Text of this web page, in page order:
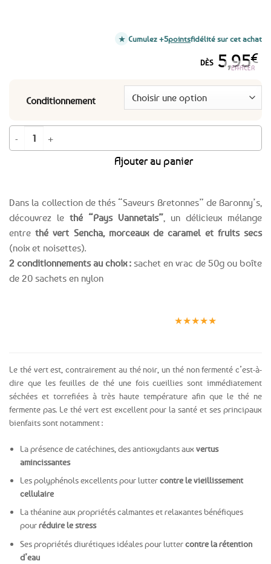
Dans la collection de thés “Saveurs Bretonnes” de Baronny’s,
découvrez le thé “Pays Vannetais”, un délicieux mélange
entrethé vert Sencha, morceaux de caramel et fruits secs
(noix et noisettes).
2 conditionnements au choix : sachet en vrac de 50g ou boîte
de 20 sachets en nylon
DÈS 5,95€
Conditionnement
EFFACER
quantité de Thé vert caramel Baronny's, noisette et noix - Pays Vannetais
Ajouter au panier
Cumulez +5pointsfidélité sur cet achat
★★★★★
Le thé vert est, contrairement au thé noir, un thé non fermenté c’est-à-
dire que les feuilles de thé une fois cueillies sont immédiatement
séchées et torrefiées à très haute température afin que le thé ne
fermente pas. Le thé vert est excellent pour la santé et ses principaux
bienfaits sont notamment :
La présence de catéchines, des antioxydants auxvertus
amincissantes
Les polyphénols excellents pour luttercontre le vieillissement
cellulaire
La théanine aux propriétés calmantes et relaxantes bénéfiques
pourréduire le stress
Ses propriétés diurétiques idéales pour luttercontre la rétention
d’eau